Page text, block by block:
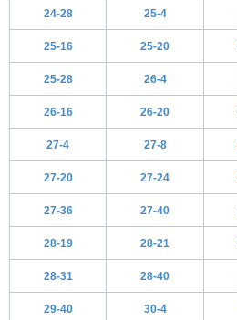
24-28 25-4
25-16 25-20
25-28 26-4
26-16 26-20
27-4 27-8
27-20 27-24
27-36 27-40
28-19 28-21
28-31 28-40
29-40 30-4